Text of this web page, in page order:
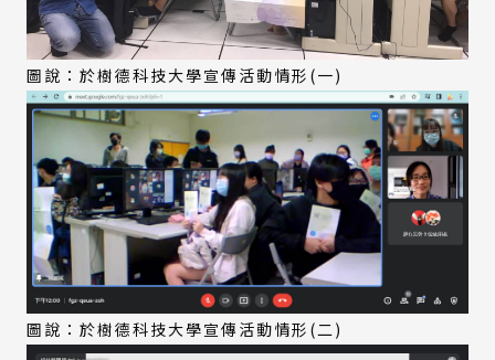
圖說：於樹德科技大學宣傳活動情形(一)
圖說：於樹德科技大學宣傳活動情形(二)